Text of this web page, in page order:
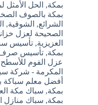
بمكة, الحل الأمثل
بمكة بالصوف
الشرائع, الشوقية,
الصحيحة لعزل
العزيزية, تأسيس
بمكة, تأسيس صرف
عزل الفوم
المكرمة - شركة
أفضل معلم سباكة
بمكة, سباك مكة
بمكة, سباك منازل